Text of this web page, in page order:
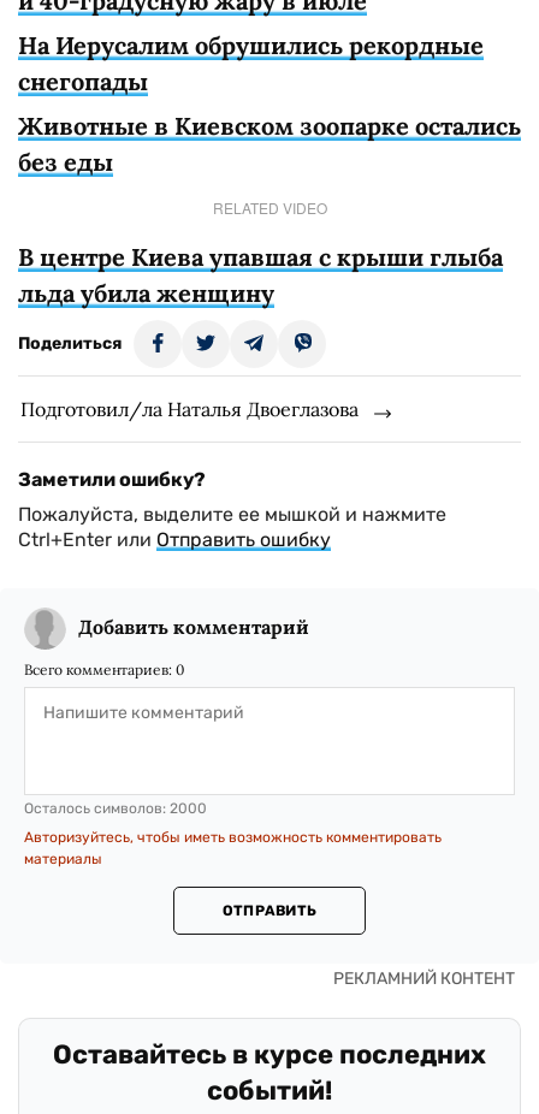
На Иерусалим обрушились рекордные
снегопады
Животные в Киевском зоопарке остались
без еды
RELATED VIDEO
В центре Киева упавшая с крыши глыба
льда убила женщину
Поделиться
Подготовил/ла Наталья Двоеглазова
Заметили ошибку?
Пожалуйста, выделите ее мышкой и нажмите
Ctrl+Enter или Отправить ошибку
Добавить комментарий
Всего комментариев: 0
Осталось символов: 2000
Авторизуйтесь, чтобы иметь возможность комментировать
материалы
ОТПРАВИТЬ
Оставайтесь в курсе последних
событий!